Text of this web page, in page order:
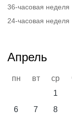
36-часовая неделя
24-часовая неделя
Апрель
пн вт ср
1
6
7 8